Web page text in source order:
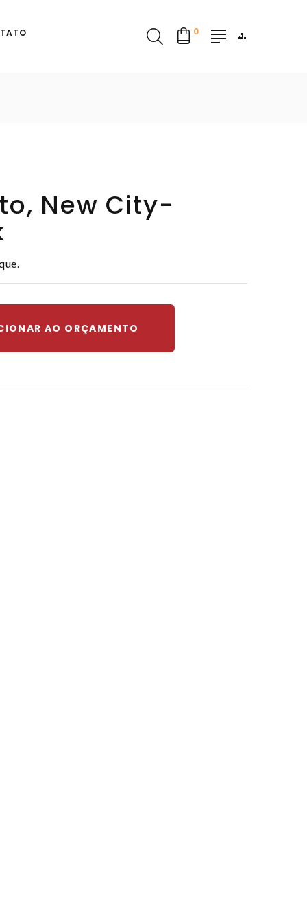
0
New City-
AO ORÇAMENTO